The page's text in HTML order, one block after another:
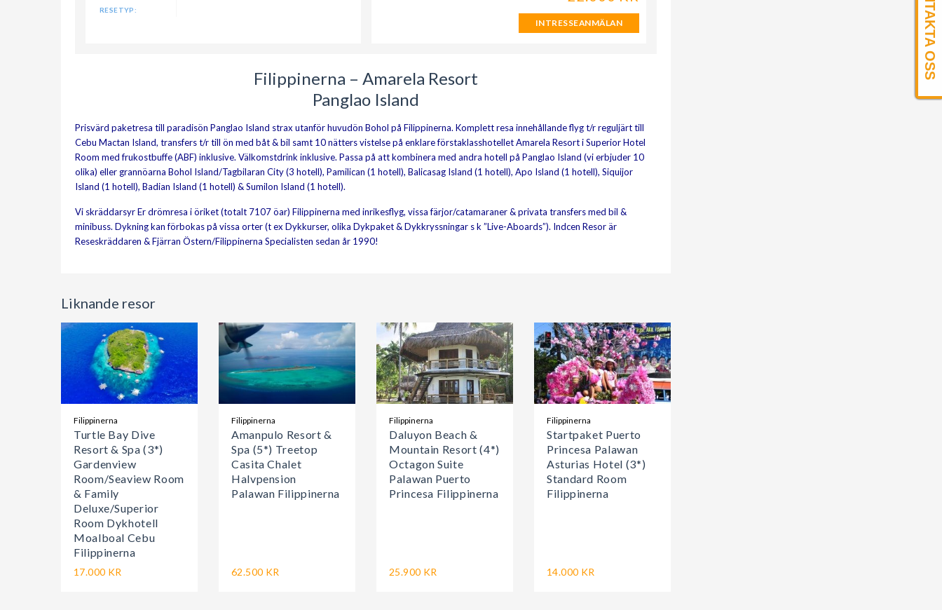
RESETYP:
INTRESSEANMÄLAN
Filippinerna – Amarela Resort
Panglao Island
Prisvärd paketresa till paradisön Panglao Island strax utanför huvudön Bohol på Filippinerna. Komplett resa innehållande flyg t/r reguljärt till
Cebu Mactan Island, transfers t/r till ön med båt & bil samt 10 nätters vistelse på enklare förstaklasshotellet Amarela Resort i Superior Hotel
Room med frukostbuffe (ABF) inklusive. Välkomstdrink inklusive. Passa på att kombinera med andra hotell på Panglao Island (vi erbjuder 10
olika) eller grannöarna Bohol Island/Tagbilaran City (3 hotell), Pamilican (1 hotell), Balicasag Island (1 hotell), Apo Island (1 hotell), Siquijor
Island (1 hotell), Badian Island (1 hotell) & Sumilon Island (1 hotell).
Vi skräddarsyr Er drömresa i öriket (totalt 7107 öar) Filippinerna med inrikesflyg, vissa färjor/catamaraner & privata transfers med bil &
minibuss. Dykning kan förbokas på vissa orter (t ex Dykkurser, olika Dykpaket & Dykkryssningar s k ”Live-Aboards”). Indcen Resor är
Reseskräddaren & Fjärran Östern/Filippinerna Specialisten sedan år 1990!
Liknande resor
Filippinerna
Turtle Bay Dive
Resort & Spa (3*)
Gardenview
Room/Seaview Room
& Family
Deluxe/Superior
Room Dykhotell
Moalboal Cebu
Filippinerna
17.000 KR
Filippinerna
Amanpulo Resort &
Spa (5*) Treetop
Casita Chalet
Halvpension
Palawan Filippinerna
62.500 KR
Filippinerna
Daluyon Beach &
Mountain Resort (4*)
Octagon Suite
Palawan Puerto
Princesa Filippinerna
25.900 KR
Filippinerna
Startpaket Puerto
Princesa Palawan
Asturias Hotel (3*)
Standard Room
Filippinerna
14.000 KR
KONTAKTA OSS